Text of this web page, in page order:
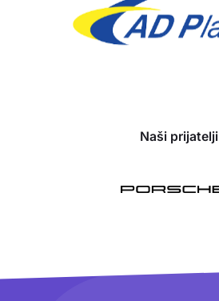
Naši prijatelji